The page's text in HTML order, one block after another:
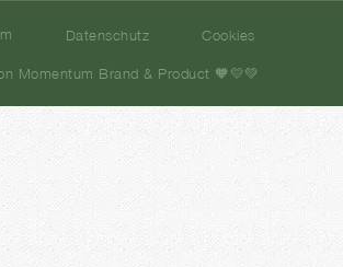
Datenschutz Cookies
Momentum Brand & Product 🧡💛💚